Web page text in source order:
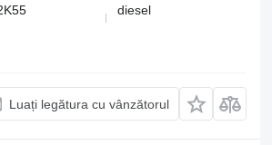
diesel
Luați legătura cu vânzătorul